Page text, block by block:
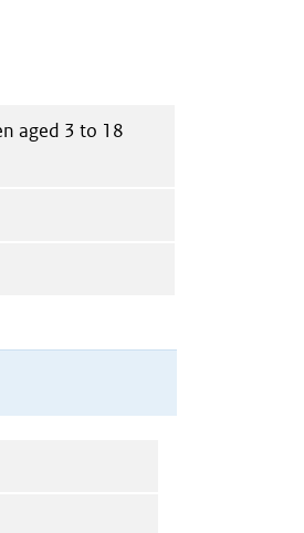
aged 3 to 18